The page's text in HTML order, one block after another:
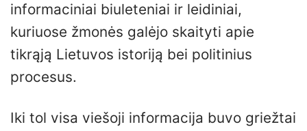
informaciniai biuleteniai ir leidiniai,
kuriuose žmonės galėjo skaityti apie
tikrąją Lietuvos istoriją bei politinius
procesus.
Iki tol visa viešoji informacija buvo griežtai